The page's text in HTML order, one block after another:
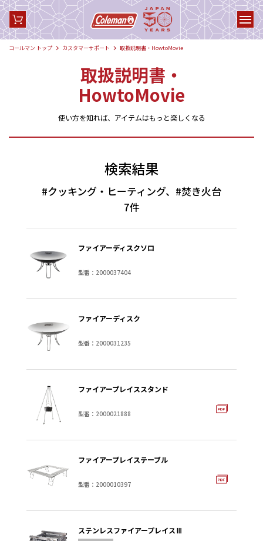
コールマン トップ カスタマーサポート 取扱説明書・HowtoMovie
取扱説明書・
HowtoMovie
使い方を知れば、アイテムはもっと楽しくなる
検索結果
#クッキング・ヒーティング、#焚き火台
7件
ファイアーディスクソロ
型番：2000037404
ファイアーディスク
型番：2000031235
ファイアープレイススタンド
型番：2000021888
ファイアープレイステーブル
型番：2000010397
ステンレスファイアープレイスⅢ